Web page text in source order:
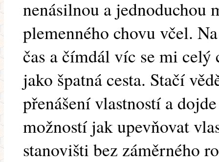
nenásilnou a jednoduchou
plemenného chovu včel.
čas a čímdál víc se mi celý
jako špatná cesta. Stačí
přenášení vlastností a
možností jak upevňovat
stanovišti bez záměrného